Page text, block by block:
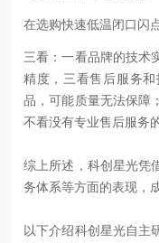
在选购快速低温闭口闪
三看：一看品牌的技术
精度，三看售后服务和
品，可能质量无法保障
不看没有专业售后服务
综上所述，科创星光凭
务体系等方面的表现，
以下介绍科创星光自主